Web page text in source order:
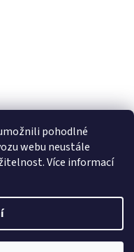
pohodlné
webu neustále
Více informací